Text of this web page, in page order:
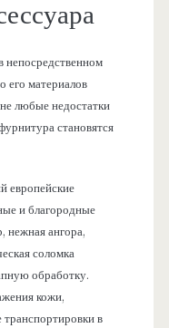
непосредственном
его материалов
любые недостатки
становятся
европейские
и благородные
нежная ангора,
соломка
обработку.
кожи,
в